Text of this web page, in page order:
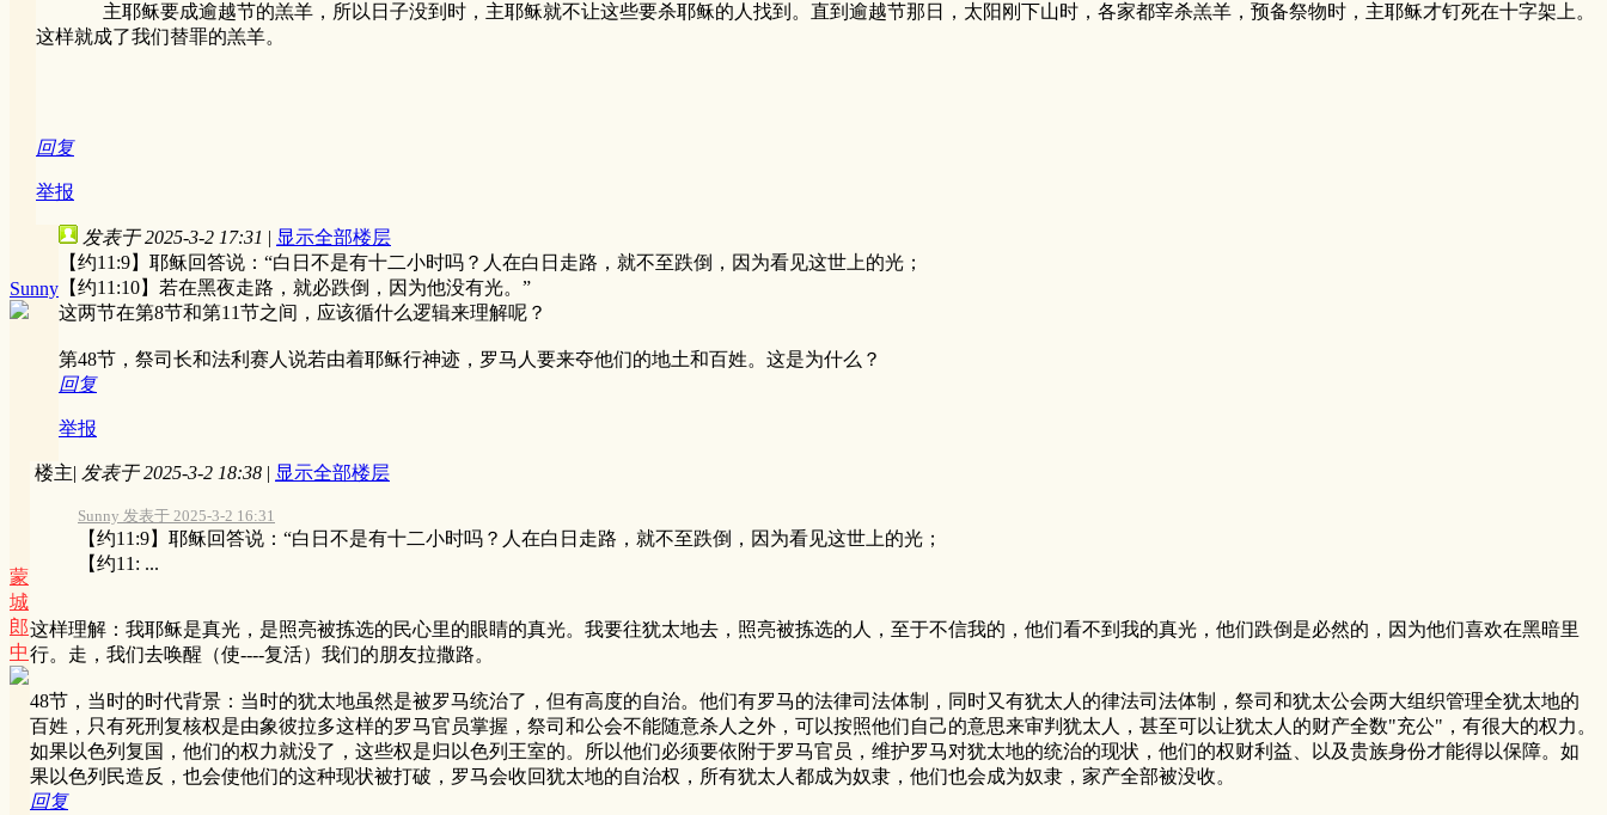
主耶稣要成逾越节的羔羊，所以日子没到时，主耶稣就不让这些要杀耶稣的人找到。直到逾越节那日，太阳刚下山时，各家都宰杀羔羊，预备祭物时，主耶稣才钉死在十字架上。
这样就成了我们替罪的羔羊。
回复
举报
Sunny
发表于 2025-3-2 17:31 | 显示全部楼层
【约11:9】耶稣回答说：“白日不是有十二小时吗？人在白日走路，就不至跌倒，因为看见这世上的光；
【约11:10】若在黑夜走路，就必跌倒，因为他没有光。”
这两节在第8节和第11节之间，应该循什么逻辑来理解呢？
第48节，祭司长和法利赛人说若由着耶稣行神迹，罗马人要来夺他们的地土和百姓。这是为什么？
回复
举报
蒙
城
郎
中
楼主| 发表于 2025-3-2 18:38 | 显示全部楼层
Sunny 发表于 2025-3-2 16:31
【约11:9】耶稣回答说：“白日不是有十二小时吗？人在白日走路，就不至跌倒，因为看见这世上的光；
【约11: ...
这样理解：我耶稣是真光，是照亮被拣选的民心里的眼睛的真光。我要往犹太地去，照亮被拣选的人，至于不信我的，他们看不到我的真光，他们跌倒是必然的，因为他们喜欢在黑暗里
行。走，我们去唤醒（使----复活）我们的朋友拉撒路。
48节，当时的时代背景：当时的犹太地虽然是被罗马统治了，但有高度的自治。他们有罗马的法律司法体制，同时又有犹太人的律法司法体制，祭司和犹太公会两大组织管理全犹太地的
百姓，只有死刑复核权是由象彼拉多这样的罗马官员掌握，祭司和公会不能随意杀人之外，可以按照他们自己的意思来审判犹太人，甚至可以让犹太人的财产全数"充公"，有很大的权力。
如果以色列复国，他们的权力就没了，这些权是归以色列王室的。所以他们必须要依附于罗马官员，维护罗马对犹太地的统治的现状，他们的权财利益、以及贵族身份才能得以保障。如
果以色列民造反，也会使他们的这种现状被打破，罗马会收回犹太地的自治权，所有犹太人都成为奴隶，他们也会成为奴隶，家产全部被没收。
回复